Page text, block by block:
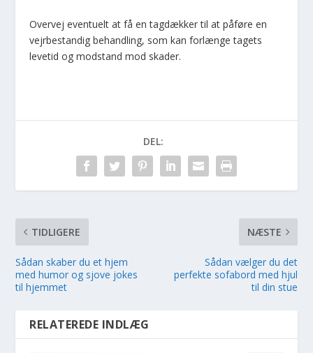
Overvej eventuelt at få en tagdækker til at påføre en
vejrbestandig behandling, som kan forlænge tagets
levetid og modstand mod skader.
DEL:
TIDLIGERE
Sådan skaber du et hjem
med humor og sjove jokes
til hjemmet
NÆSTE
Sådan vælger du det
perfekte sofabord med hjul
til din stue
RELATEREDE INDLÆG